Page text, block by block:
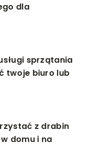
dla
sprzątania
twoje biuro lub
z drabin
domu i na